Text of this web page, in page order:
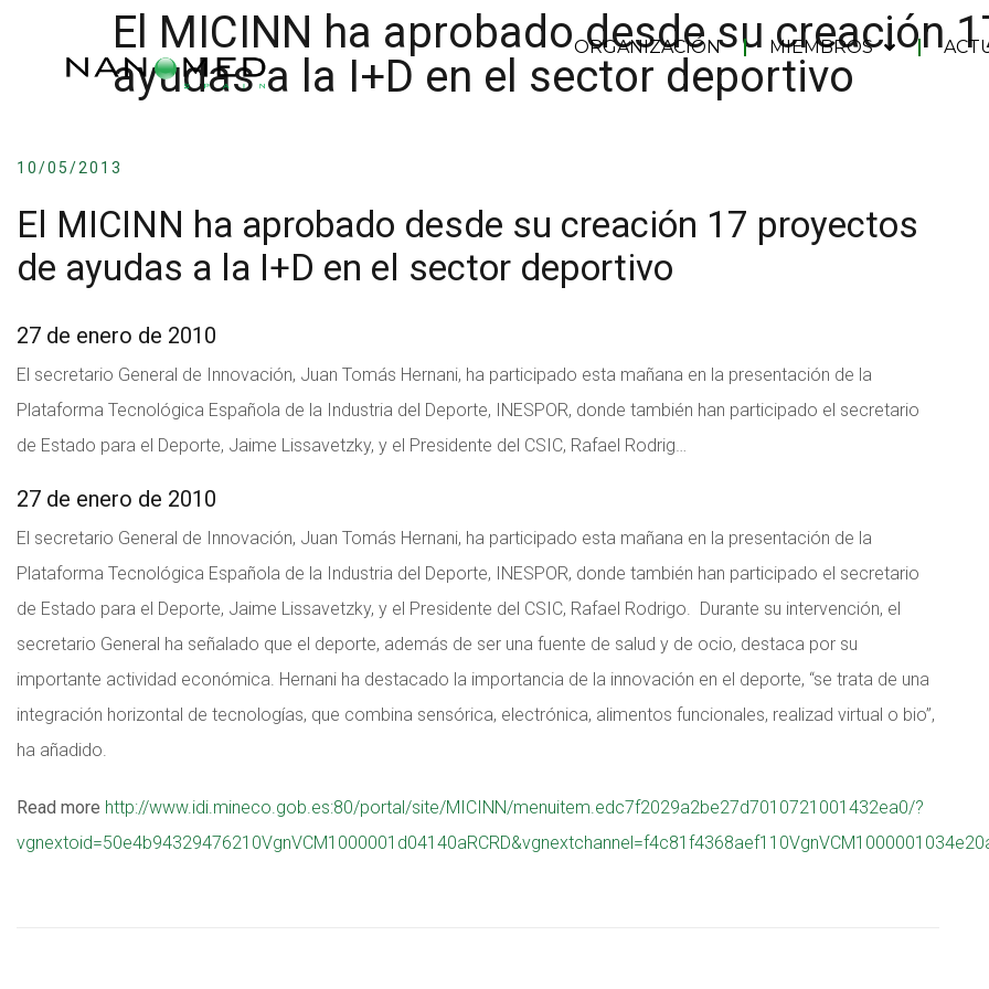
ORGANIZACIÓN MIEMBROS
El MICINN ha aprobado desde su creación
ayudas a la I+D en el sector deportivo
10/05/2013
El MICINN ha aprobado desde su creación 17 proyectos
de ayudas a la I+D en el sector deportivo
27 de enero de 2010
El secretario General de Innovación, Juan Tomás Hernani, ha participado esta mañana en la presentación de la
Plataforma Tecnológica Española de la Industria del Deporte, INESPOR, donde también han participado el secretario
de Estado para el Deporte, Jaime Lissavetzky, y el Presidente del CSIC, Rafael Rodrig…
27 de enero de 2010
El secretario General de Innovación, Juan Tomás Hernani, ha participado esta mañana en la presentación de la
Plataforma Tecnológica Española de la Industria del Deporte, INESPOR, donde también han participado el secretario
de Estado para el Deporte, Jaime Lissavetzky, y el Presidente del CSIC, Rafael Rodrigo. Durante su intervención, el
secretario General ha señalado que el deporte, además de ser una fuente de salud y de ocio, destaca por su
importante actividad económica. Hernani ha destacado la importancia de la innovación en el deporte, “se trata de una
integración horizontal de tecnologías, que combina sensórica, electrónica, alimentos funcionales, realizad virtual o bio”,
ha añadido.
Read more http://www.idi.mineco.gob.es:80/portal/site/MICINN/menuitem.edc7f2029a2be27d7010721001432ea0/?